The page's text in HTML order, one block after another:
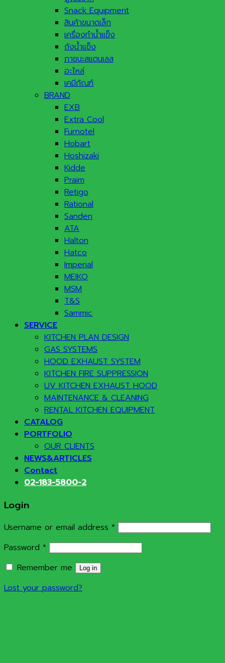
Snack Equipment
สินค้าขนาดเล็ก
เครื่องทำน้ำแข็ง
ถังน้ำแข็ง
ภาชนะสแตนเลส
อะไหล่
เคมีภัณฑ์
BRAND
EXB
Extra Cool
Furnotel
Hobart
Hoshizaki
Kidde
Praim
Retigo
Rational
Sanden
ATA
Halton
Hatco
Imperial
MEIKO
MSM
T&S
Sammic
SERVICE
KITCHEN PLAN DESIGN
GAS SYSTEMS
HOOD EXHAUST SYSTEM
KITCHEN FIRE SUPPRESSION
UV KITCHEN EXHAUST HOOD
MAINTENANCE & CLEANING
RENTAL KITCHEN EQUIPMENT
CATALOG
PORTFOLIO
OUR CLIENTS
NEWS&ARTICLES
Contact
02-183-5800-2
Login
Username or email address * Required
Password * Required
Remember me
Log in
Lost your password?